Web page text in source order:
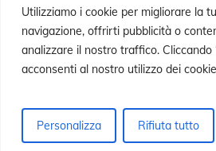
Utilizziamo i cookie per migliorare la
navigazione, offrirti pubblicità o
analizzare il nostro traffico. Cliccando
acconsenti al nostro utilizzo dei
Personalizza Rifiuta tutto